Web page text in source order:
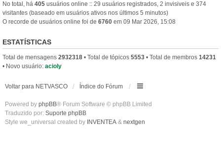
No total, há 405 usuários online :: 29 usuários registrados, 2 invisiveis e 374
visitantes (baseado em usuários ativos nos últimos 5 minutos)
O recorde de usuários online foi de 6760 em 09 Mar 2026, 15:08
ESTATÍSTICAS
Total de mensagens 2932318 • Total de tópicos 5553 • Total de membros 14231
• Novo usuário: acioly
Voltar para NETVASCO Índice do Fórum
Powered by phpBB® Forum Software © phpBB Limited
Traduzido por: Suporte phpBB
Style we_universal created by INVENTEA & nextgen